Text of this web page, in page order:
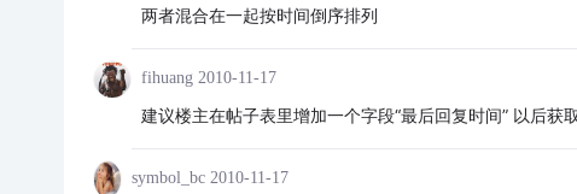
两者混合在一起按时间倒序排列
fihuang 2010-11-17
建议楼主在帖子表里增加一个字段“最后回复时间” 以后
symbol_bc 2010-11-17